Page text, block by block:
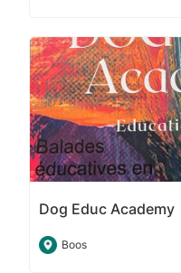
Dog Educ Academy
Boos